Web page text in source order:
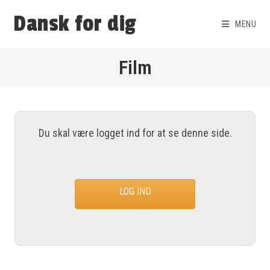
Dansk for dig MENU
Film
Du skal være logget ind for at se denne side.
LOG IND